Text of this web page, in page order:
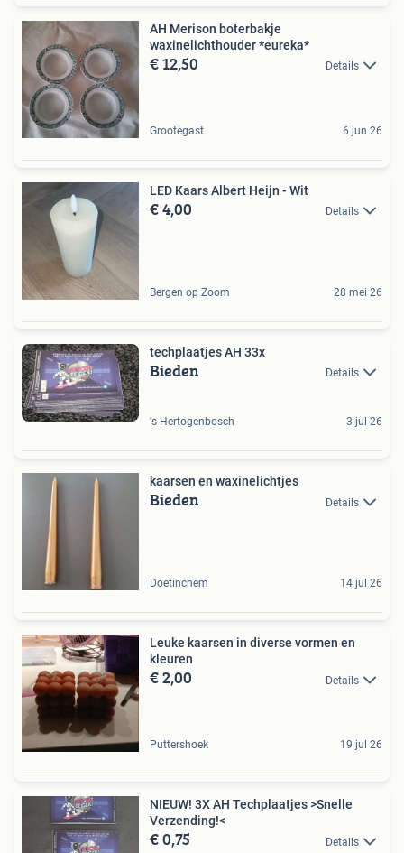
AH Merison boterbakje
waxinelichthouder *eureka*
€ 12,50 Details
Grootegast 6 jun 26
LED Kaars Albert Heijn - Wit
€ 4,00 Details
Bergen op Zoom 28 mei 26
techplaatjes AH 33x
Bieden Details
's-Hertogenbosch 3 jul 26
kaarsen en waxinelichtjes
Bieden Details
Doetinchem 14 jul 26
Leuke kaarsen in diverse vormen en
kleuren
€ 2,00 Details
Puttershoek 19 jul 26
NIEUW! 3X AH Techplaatjes >Snelle
Verzending!<
€ 0,75 Details